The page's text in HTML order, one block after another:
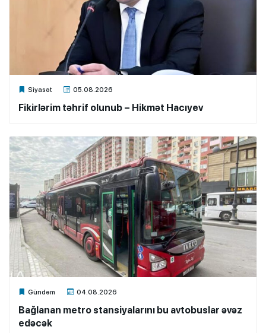
Siyasət 05.08.2026
Xalq.Online
Fikirlərim təhrif olunub – Hikmət Hacıyev
Gündəm 04.08.2026
Xalq.Online
Bağlanan metro stansiyalarını bu avtobuslar əvəz
edəcək